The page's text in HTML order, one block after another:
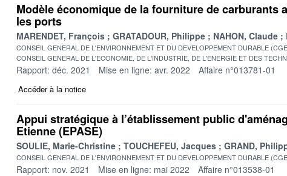
Modèle économique de la fourniture de carburants
les ports
MARENDET, François GRATADOUR, Philippe NAHON, Claude
CONSEIL GENERAL DE L'ENVIRONNEMENT ET DU DEVELOPPEMENT DURABLE
CONSEIL GENERAL DE L'ECONOMIE, DE L'INDUSTRIE, DE L'ENERGIE ET DES
Rapport: déc. 2021 Mise en ligne: avr. 2022 Affaire n°013781-01
Accéder à la notice
Appui stratégique à l’établissement public
Etienne (EPASE)
SOULIE, Marie-Christine TOUCHEFEU, Jacques GRAND,
CONSEIL GENERAL DE L'ENVIRONNEMENT ET DU DEVELOPPEMENT DURABLE
Rapport: nov. 2021 Mise en ligne: mai 2022 Affaire n°013538-01